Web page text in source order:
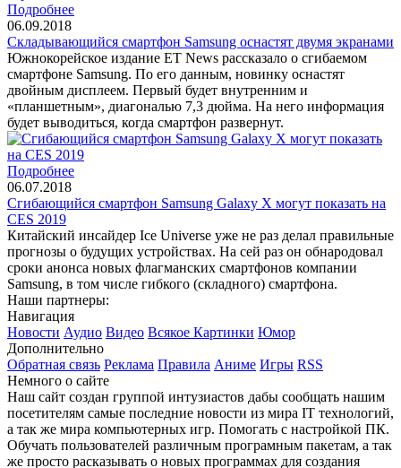
Подробнее
06.09.2018
Складывающийся смартфон Samsung оснастят двумя экранами
Южнокорейское издание ET News рассказало о сгибаемом
смартфоне Samsung. По его данным, новинку оснастят
двойным дисплеем. Первый будет внутренним и
«планшетным», диагональю 7,3 дюйма. На него информация
будет выводиться, когда смартфон развернут.
Подробнее
06.07.2018
Сгибающийся смартфон Samsung Galaxy X могут показать на
CES 2019
Китайский инсайдер Ice Universe уже не раз делал правильные
прогнозы о будущих устройствах. На сей раз он обнародовал
сроки анонса новых флагманских смартфонов компании
Samsung, в том числе гибкого (складного) смартфона.
Наши партнеры:
Навигация
Новости Аудио Видео Всякое Картинки Юмор
Дополнительно
Обратная связь Реклама Правила Аниме Игры RSS
Немного о сайте
Наш сайт создан группой интузиастов дабы сообщать нашим
посетителям самые последние новости из мира IT технологий,
а так же мира компьютерных игр. Помогать с настройкой ПК.
Обучать пользователей различным програмным пакетам, а так
же просто расказывать о новых программах для создания